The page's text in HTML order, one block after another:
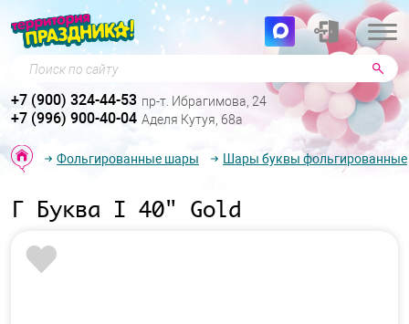
Поиск по сайту
+7 (900) 324-44-53 пр-т. Ибрагимова, 24
+7 (996) 900-40-04 Аделя Кутуя, 68а
Фольгированные шары Шары буквы фольгированные
Г Буква I 40" Gold